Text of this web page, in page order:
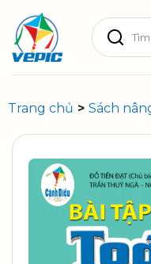
content
Tìm
kiếm:
Trang chủ > Sách